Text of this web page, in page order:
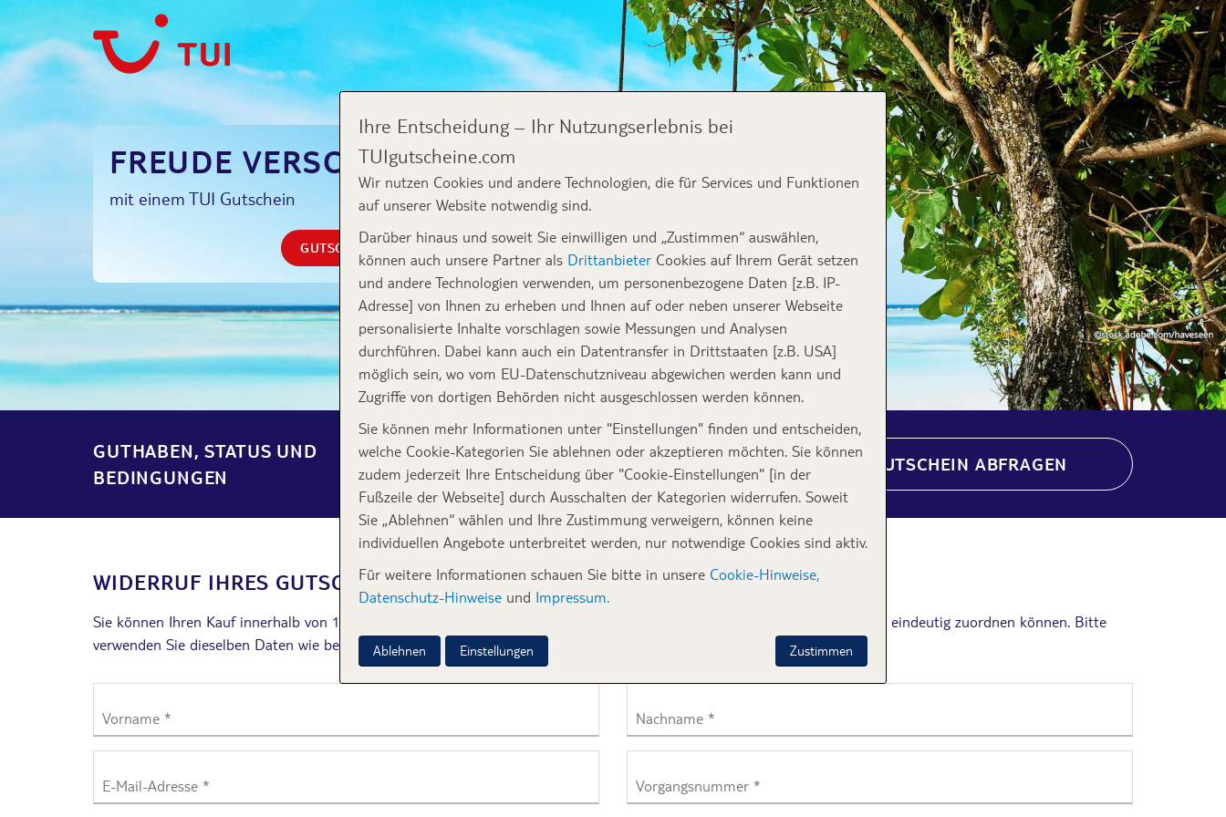
FREUDE VERSCHENKEN
mit einem TUI Gutschein
GUTSCHEIN ERSTELLEN
GUTHABEN, STATUS UND
BEDINGUNGEN
Gutscheincode
GUTSCHEIN ABFRAGEN
WIDERRUF IHRES GUTSCHEINKAUFS
Sie können Ihren Kauf innerhalb von 14 Tagen widerrufen. Bitte geben Sie die folgenden Daten ein, damit wir Ihren Vorgang eindeutig zuordnen können. Bitte
verwenden Sie dieselben Daten wie beim Kauf des Gutscheins.
Vorname * Nachname *
E-Mail-Adresse * Vorgangsnummer *
Ihre Entscheidung – Ihr Nutzungserlebnis bei
TUIgutscheine.com
Wir nutzen Cookies und andere Technologien, die für Services und Funktionen
auf unserer Website notwendig sind.
Darüber hinaus und soweit Sie einwilligen und „Zustimmen“ auswählen,
können auch unsere Partner als Drittanbieter Cookies auf Ihrem Gerät setzen
und andere Technologien verwenden, um personenbezogene Daten [z.B. IP-
Adresse] von Ihnen zu erheben und Ihnen auf oder neben unserer Webseite
personalisierte Inhalte vorschlagen sowie Messungen und Analysen
durchführen. Dabei kann auch ein Datentransfer in Drittstaaten [z.B. USA]
möglich sein, wo vom EU-Datenschutzniveau abgewichen werden kann und
Zugriffe von dortigen Behörden nicht ausgeschlossen werden können.
Sie können mehr Informationen unter "Einstellungen" finden und entscheiden,
welche Cookie-Kategorien Sie ablehnen oder akzeptieren möchten. Sie können
zudem jederzeit Ihre Entscheidung über "Cookie-Einstellungen" [in der
Fußzeile der Webseite] durch Ausschalten der Kategorien widerrufen. Soweit
Sie „Ablehnen“ wählen und Ihre Zustimmung verweigern, können keine
individuellen Angebote unterbreitet werden, nur notwendige Cookies sind aktiv.
Für weitere Informationen schauen Sie bitte in unsere Cookie-Hinweise,
Datenschutz-Hinweise und Impressum.
Zustimmen
Ablehnen Einstellungen